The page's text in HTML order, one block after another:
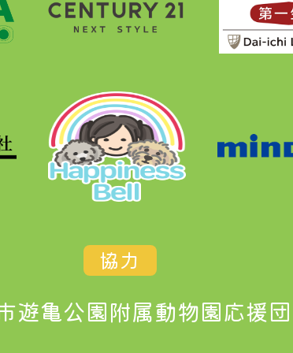
協力
遊亀公園附属動物園応援団